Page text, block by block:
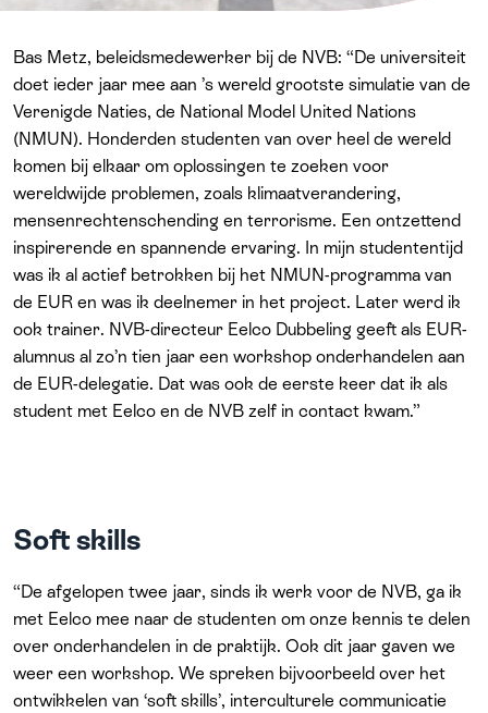
Bas Metz, beleidsmedewerker bij de NVB: “De universiteit
doet ieder jaar mee aan ’s wereld grootste simulatie van de
Verenigde Naties, de National Model United Nations
(NMUN). Honderden studenten van over heel de wereld
komen bij elkaar om oplossingen te zoeken voor
wereldwijde problemen, zoals klimaatverandering,
mensenrechtenschending en terrorisme. Een ontzettend
inspirerende en spannende ervaring. In mijn studententijd
was ik al actief betrokken bij het NMUN-programma van
de EUR en was ik deelnemer in het project. Later werd ik
ook trainer. NVB-directeur Eelco Dubbeling geeft als EUR-
alumnus al zo’n tien jaar een workshop onderhandelen aan
de EUR-delegatie. Dat was ook de eerste keer dat ik als
student met Eelco en de NVB zelf in contact kwam.”
Soft skills
“De afgelopen twee jaar, sinds ik werk voor de NVB, ga ik
met Eelco mee naar de studenten om onze kennis te delen
over onderhandelen in de praktijk. Ook dit jaar gaven we
weer een workshop. We spreken bijvoorbeeld over het
ontwikkelen van ‘soft skills’, interculturele communicatie